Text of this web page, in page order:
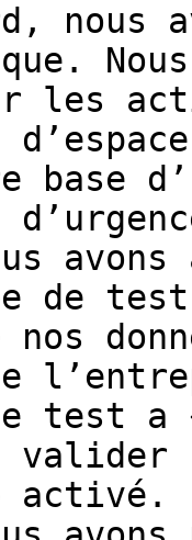
nous
les
base
avons
de
nos
de
test a
activé.